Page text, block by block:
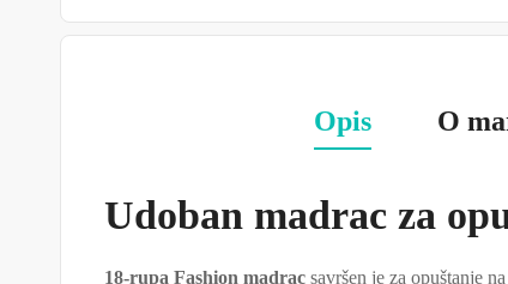
Opis O
Udoban madrac za
18-rupa Fashion madrac savršen je za opuštanje